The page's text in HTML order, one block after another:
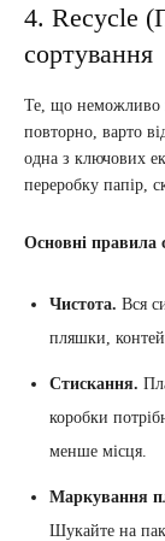
4. Recycle
сортування
Те, що неможливо
повторно, варто
одна з ключових
переробку папір,
Основні правила
Чистота. Вся
пляшки,
Стискання.
коробки
менше місця.
Маркування
Шукайте на